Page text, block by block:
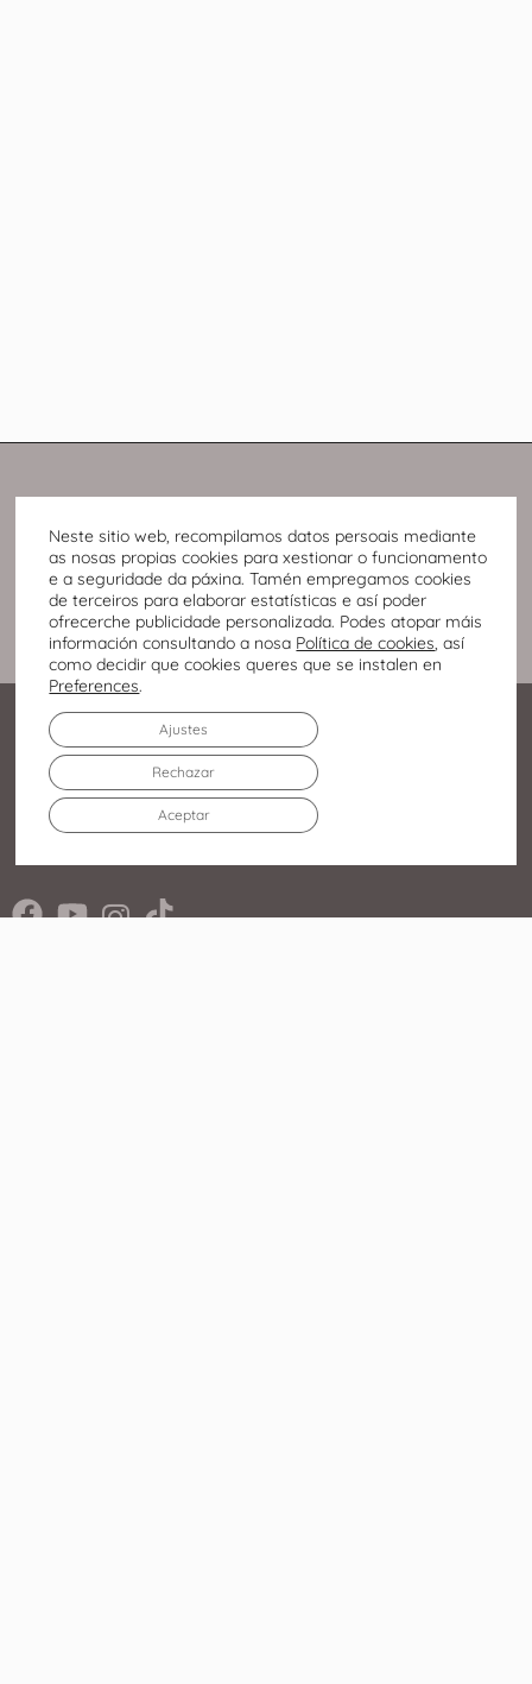
Neste sitio web, recompilamos datos persoais mediante
as nosas propias cookies para xestionar o funcionamento
e a seguridade da páxina. Tamén empregamos cookies
de terceiros para elaborar estatísticas e así poder
ofrecerche publicidade personalizada. Podes atopar máis
información consultando a nosa Política de cookies, así
como decidir que cookies queres que se instalen en
Preferences.
Aceptar
Rechazar
Ajustes